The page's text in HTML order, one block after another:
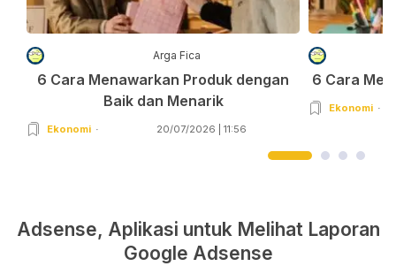
Arga Fica
6 Cara Menawarkan Produk dengan
Baik dan Menarik
Ekonomi 20/07/2026 | 11:56
6 Cara
Ekonomi
Adsense, Aplikasi untuk Melihat Laporan
Google Adsense